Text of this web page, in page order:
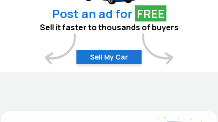
Post an ad for FREE
Sell it faster to thousands of buyers
Sell My Car